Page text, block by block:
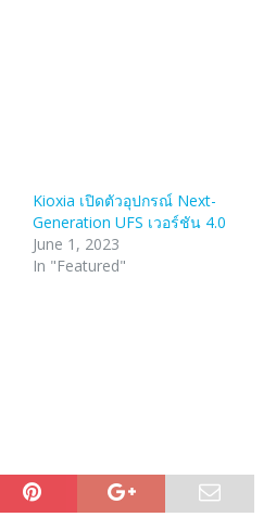
Kioxia เปิดตัวอุปกรณ์ Next-
Generation UFS เวอร์ชัน 4.0
June 1, 2023
In "Featured"